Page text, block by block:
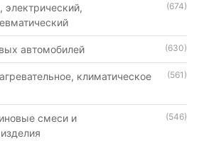
электрический,
(674)
автомобилей (630)
климатическое
(561)
смеси и
(546)